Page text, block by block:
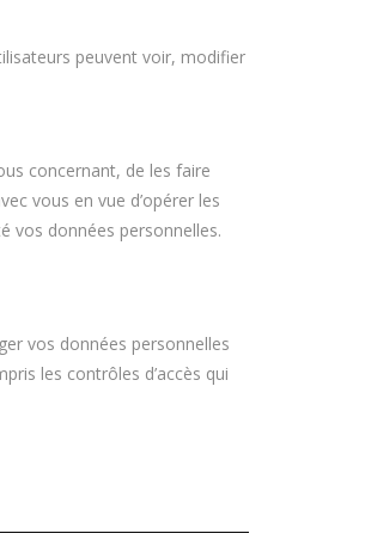
peuvent voir, modifier
concernant, de les faire
vous en vue d’opérer les
vos données personnelles.
vos données personnelles
les contrôles d’accès qui